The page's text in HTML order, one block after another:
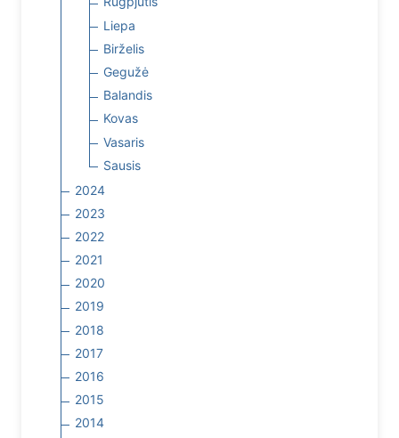
Liepa
Birželis
Gegužė
Balandis
Kovas
Vasaris
Sausis
2024
2023
2022
2021
2020
2019
2018
2017
2016
2015
2014